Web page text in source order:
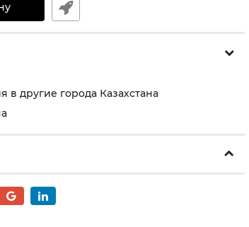
в другие города Казахстана